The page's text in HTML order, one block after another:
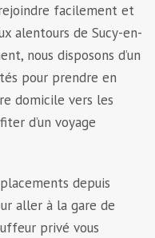
facilement et
alentours de Sucy-en-
nous disposons d’un
pour prendre en
domicile vers les
d’un voyage
depuis
aller à la gare de
privé vous